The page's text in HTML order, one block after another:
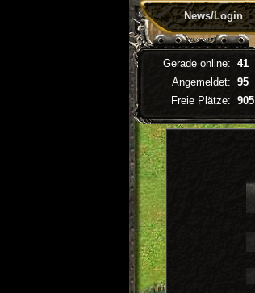
News/Login
Gerade online: 41
Angemeldet: 95
Freie Plätze: 905